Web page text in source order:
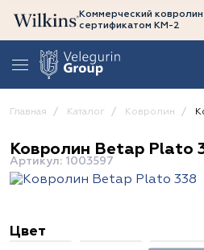
Коммерческий
сертификатом КМ-2
Главная Каталог Ковролин
Ковролин Betap Plato
Артикул: 1003597
Цвет